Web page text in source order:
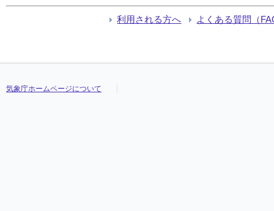
利用される方へ よくある質問（
気象庁ホームページについて